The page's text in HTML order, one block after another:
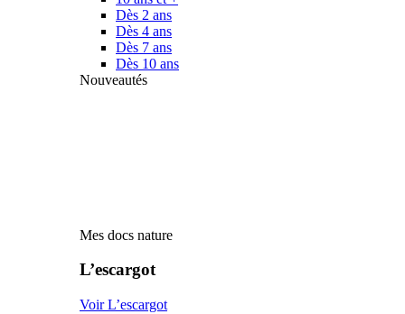
Dès 2 ans
Dès 4 ans
Dès 7 ans
Dès 10 ans
Nouveautés
Mes docs nature
L’escargot
Voir L’escargot